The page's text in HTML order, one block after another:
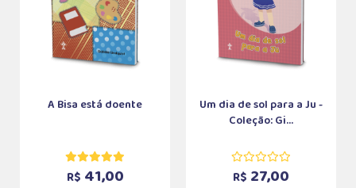
A Bisa está doente
R$ 41,00
Um dia de sol para a Ju -
Coleção: Gi...
R$ 27,00